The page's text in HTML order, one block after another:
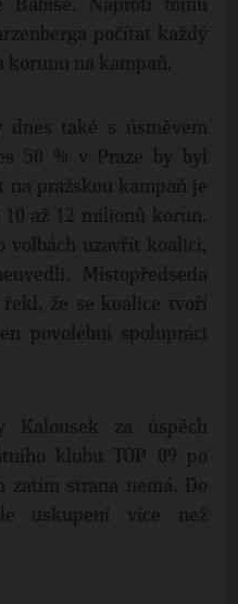
Babiše. Naproti tomu
počítat každý
korunu na kampaň.
dnes také s úsměvem
50 % v Praze by byl
na pražskou kampaň je
až 12 milionů korun.
volbách uzavřít koalici,
Místopředseda
že se koalice tvoří
povolební spolupráci
Kalousek za úspěch
klubu TOP 09 po
zatím strana nemá. Do
uskupení více než